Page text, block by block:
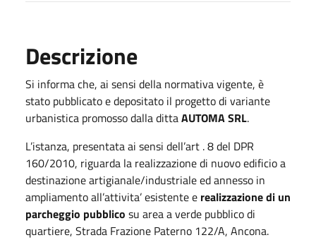
Descrizione
Si informa che, ai sensi della normativa vigente, è
stato pubblicato e depositato il progetto di variante
urbanistica promosso dalla dittaAUTOMA SRL.
L’istanza, presentata ai sensi dell’art . 8 del DPR
160/2010, riguarda la realizzazione di nuovo edificioa
destinazione artigianale/industriale ed annesso in
ampliamento all’attivita’ esistente e realizzazione di un
parcheggio pubblico su area a verde pubblico di
quartiere, Strada Frazione Paterno 122/A, Ancona.